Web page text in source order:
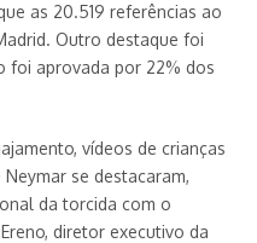
as 20.519 referências ao
Outro destaque foi
foi aprovada por 22% dos
vídeos de crianças
se destacaram,
da torcida com o
diretor executivo da